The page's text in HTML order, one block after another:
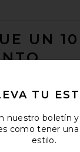
UN 10
en cualquier
TU
nuestro boletín
como tener
estilo.